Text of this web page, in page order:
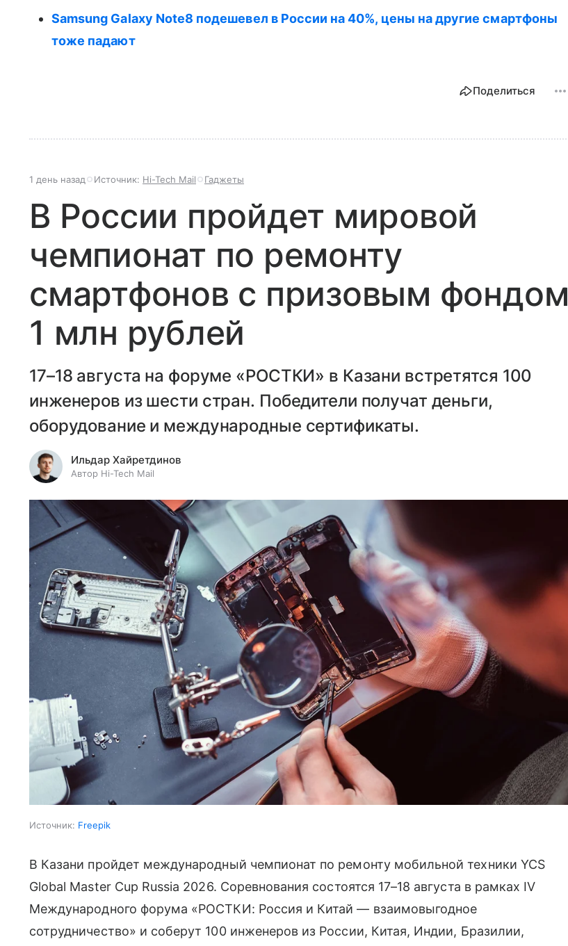
Samsung Galaxy Note8 подешевел в России на 40%, цены на другие смартфоны
тоже падают
Поделиться
1 день назад Источник: Hi-Tech Mail Гаджеты
В России пройдет мировой
чемпионат по ремонту
смартфонов с призовым фондом
1 млн рублей
17–18 августа на форуме «РОСТКИ» в Казани встретятся 100
инженеров из шести стран. Победители получат деньги,
оборудование и международные сертификаты.
Ильдар Хайретдинов
Автор Hi-Tech Mail
Источник: Freepik
В Казани пройдет международный чемпионат по ремонту мобильной техники YCS
Global Master Cup Russia 2026. Соревнования состоятся 17–18 августа в рамках IV
Международного форума «РОСТКИ: Россия и Китай — взаимовыгодное
сотрудничество» и соберут 100 инженеров из России, Китая, Индии, Бразилии,